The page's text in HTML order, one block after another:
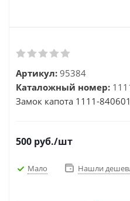
Артикул: 95384
Каталожный номер:
Замок капота 1111-
500 руб./шт
Мало Нашли